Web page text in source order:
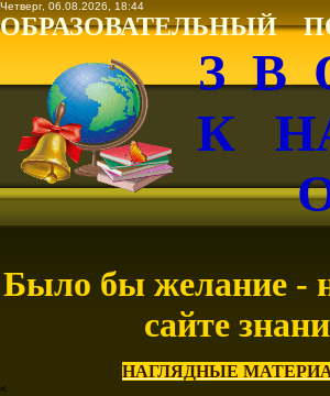
Четверг, 06.08.2026,
ОБРАЗОВАТЕЛЬНЫЙ
З В
К
Было бы желание -
сайте
НАГЛЯДНЫЕ
<